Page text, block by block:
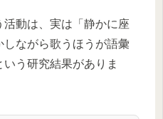
動は、実は「静かに座
ながら歌うほうが語彙
う研究結果がありま